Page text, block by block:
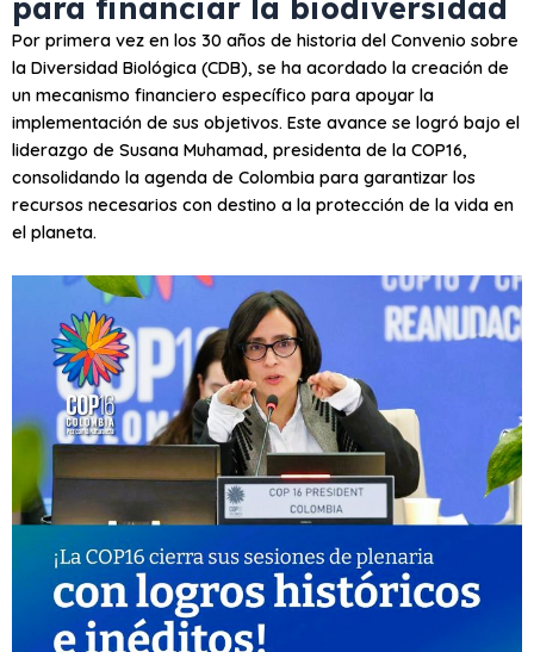
para financiar la biodiversidad
Por primera vez en los 30 años de historia del Convenio sobre
la Diversidad Biológica (CDB), se ha acordado la creación de
un mecanismo financiero específico para apoyar la
implementación de sus objetivos. Este avance se logró bajo el
liderazgo de Susana Muhamad, presidenta de la COP16,
consolidando la agenda de Colombia para garantizar los
recursos necesarios con destino a la protección de la vida en
el planeta.